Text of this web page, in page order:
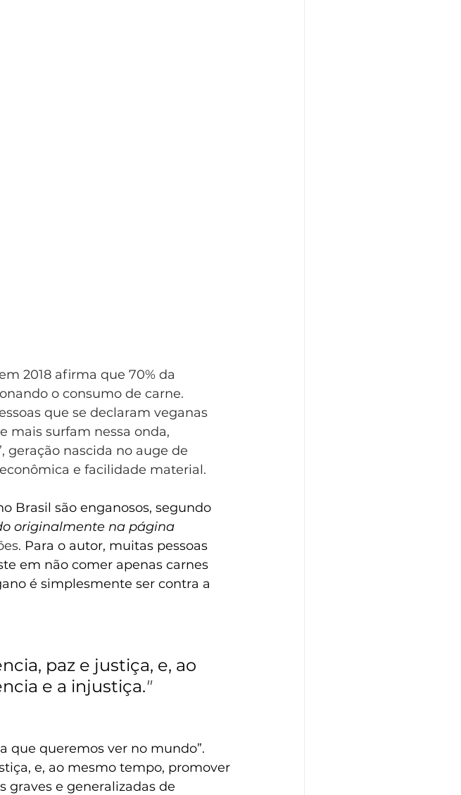
2018 afirma que 70% da
o consumo de carne.
que se declaram veganas
mais surfam nessa onda,
geração nascida no auge de
e facilidade material.
Brasil são enganosos, segundo
originalmente na página
Para o autor, muitas pessoas
em não comer apenas carnes
é simplesmente ser contra a
paz e justiça, e, ao
e a injustiça."
que queremos ver no mundo”.
e, ao mesmo tempo, promover
graves e generalizadas de